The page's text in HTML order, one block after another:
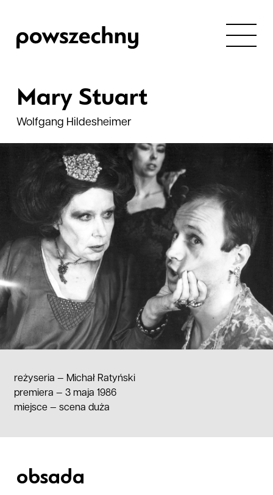
Mary Stuart
Wolfgang Hildesheimer
reżyseria — Michał Ratyński
premiera — 3 maja 1986
miejsce — scena duża
obsada